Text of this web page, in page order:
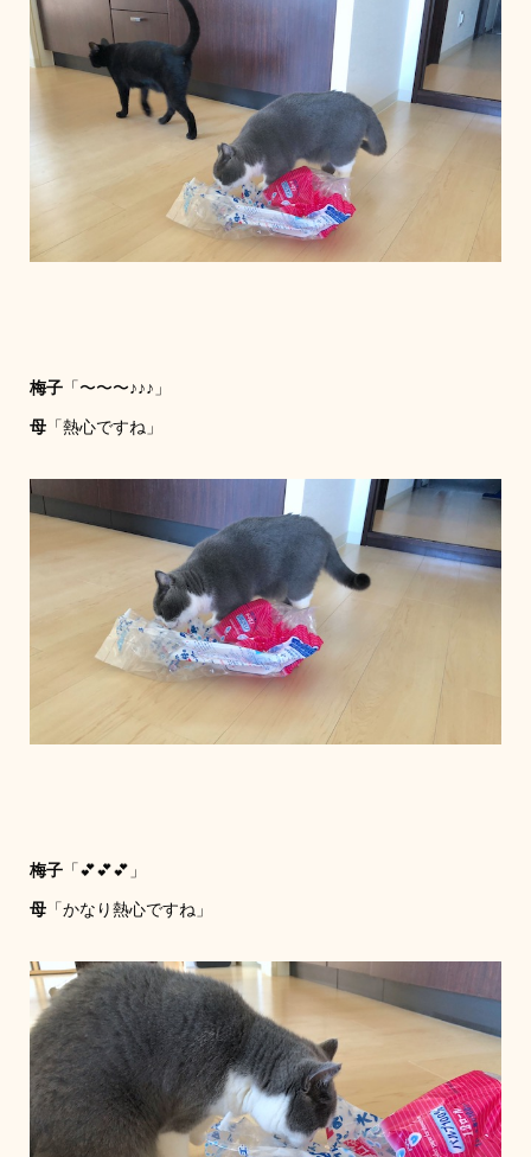
梅子「〜〜〜♪♪♪」
母「熱心ですね」
梅子「💕💕💕」
母「かなり熱心ですね」